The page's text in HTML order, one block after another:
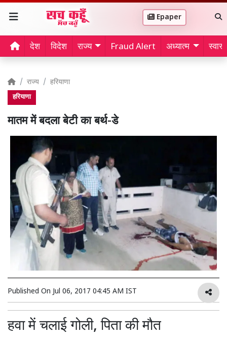
Epaper
देश विदेश राज्य Fraud Alert अध्यात्म
राज्य हरियाणा
हरियाणा
मातम में बदला बेटी का बर्थ-डे
Published On Jul 06, 2017 04:45 AM IST
हवा में चलाई गोली, पिता की मौत